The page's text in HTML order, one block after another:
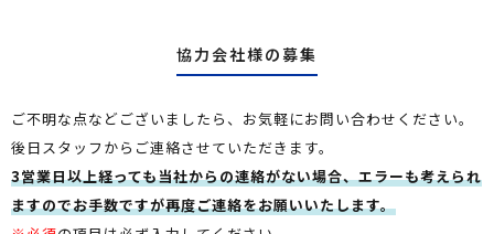
協力会社様の募集
ご不明な点などございましたら、お気軽にお問い合わせください。
後日スタッフからご連絡させていただきます。
3営業日以上経っても当社からの連絡がない場合、エラーも考えられ
ますのでお手数ですが再度ご連絡をお願いいたします。